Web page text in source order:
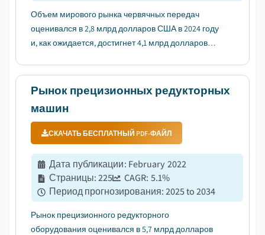
Объем мирового рынка червячных передач
оценивался в 2,8 млрд долларов США в 2024 году
и, как ожидается, достигнет 4,1 млрд долларов
Рынок прецизионных редукторных
машин
СКАЧАТЬ БЕСПЛАТНЫЙ PDF-ФАЙЛ
Дата публикации: February 2022
Страницы:225 CAGR: 5.1%
Период прогнозирования:2025 to 2034
Рынок прецизионного редукторного
оборудования оценивался в 5,7 млрд долларов